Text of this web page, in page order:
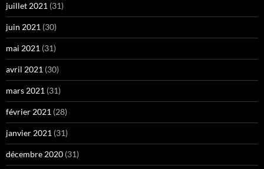
juillet 2021 (31)
juin 2021 (30)
mai 2021 (31)
avril 2021 (30)
mars 2021 (31)
février 2021 (28)
janvier 2021 (31)
décembre 2020 (31)